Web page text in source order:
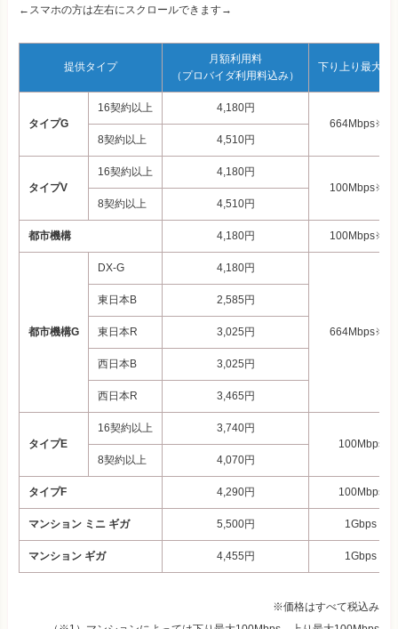
←スマホの方は左右にスクロールできます→
提供タイプ
月額利用料
（ プロバイダ利用料込み）
下り上り最大速
タイプG
16契約以上 4,180円
664Mbps※1
8契約以上
4,510円
タイプV
16契約以上 4,180円
100Mbps※2
8契約以上
4,510円
都市機構 4,180円 100Mbps※2
都市機構G
DX-G 4,180円
664Mbps※1
東日本B 2,585円
東日本R 3,025円
西日本B 3,025円
西日本R 3,465円
タイプE
16契約以上 3,740円
100Mbps
8契約以上
4,070円
タイプF 4,290円 100Mbps
マンション ミニ ギガ 5,500円 1Gbps
マンション ギガ 4,455 円 1Gbps
※価格はすべて税込み